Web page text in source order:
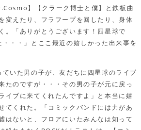
】【クラーク博士と僕】と鉄板曲
変えたり、フラフープを回したり、身体
。「ありがとうございます！四星球で
・・」とここ最近の嬉しかった出来事を
ていた男の子が、友だちに四星球のライブ
たのですが・・・その男の子が元に戻っ
イブに来てくれたんですよ」と本当に嬉
てくれた。「コミックバンドには力があ
はないと、フロアにいたみんなは知って